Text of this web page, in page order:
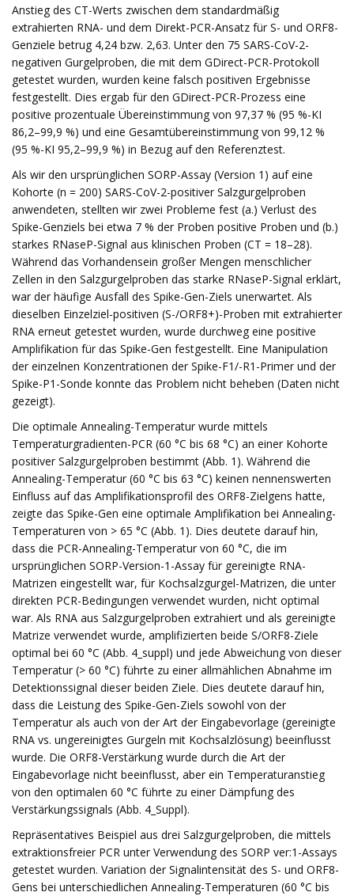
Anstieg des CT-Werts zwischen dem standardmäßig
extrahierten RNA- und dem Direkt-PCR-Ansatz für S- und ORF8-
Genziele betrug 4,24 bzw. 2,63. Unter den 75 SARS-CoV-2-
negativen Gurgelproben, die mit dem GDirect-PCR-Protokoll
getestet wurden, wurden keine falsch positiven Ergebnisse
festgestellt. Dies ergab für den GDirect-PCR-Prozess eine
positive prozentuale Übereinstimmung von 97,37 % (95 %-KI
86,2–99,9 %) und eine Gesamtübereinstimmung von 99,12 %
(95 %-KI 95,2–99,9 %) in Bezug auf den Referenztest.
Als wir den ursprünglichen SORP-Assay (Version 1) auf eine
Kohorte (n = 200) SARS-CoV-2-positiver Salzgurgelproben
anwendeten, stellten wir zwei Probleme fest (a.) Verlust des
Spike-Genziels bei etwa 7 % der Proben positive Proben und (b.)
starkes RNaseP-Signal aus klinischen Proben (CT = 18–28).
Während das Vorhandensein großer Mengen menschlicher
Zellen in den Salzgurgelproben das starke RNaseP-Signal erklärt,
war der häufige Ausfall des Spike-Gen-Ziels unerwartet. Als
dieselben Einzelziel-positiven (S-/ORF8+)-Proben mit extrahierter
RNA erneut getestet wurden, wurde durchweg eine positive
Amplifikation für das Spike-Gen festgestellt. Eine Manipulation
der einzelnen Konzentrationen der Spike-F1/-R1-Primer und der
Spike-P1-Sonde konnte das Problem nicht beheben (Daten nicht
gezeigt).
Die optimale Annealing-Temperatur wurde mittels
Temperaturgradienten-PCR (60 °C bis 68 °C) an einer Kohorte
positiver Salzgurgelproben bestimmt (Abb. 1). Während die
Annealing-Temperatur (60 °C bis 63 °C) keinen nennenswerten
Einfluss auf das Amplifikationsprofil des ORF8-Zielgens hatte,
zeigte das Spike-Gen eine optimale Amplifikation bei Annealing-
Temperaturen von > 65 °C (Abb. 1). Dies deutete darauf hin,
dass die PCR-Annealing-Temperatur von 60 °C, die im
ursprünglichen SORP-Version-1-Assay für gereinigte RNA-
Matrizen eingestellt war, für Kochsalzgurgel-Matrizen, die unter
direkten PCR-Bedingungen verwendet wurden, nicht optimal
war. Als RNA aus Salzgurgelproben extrahiert und als gereinigte
Matrize verwendet wurde, amplifizierten beide S/ORF8-Ziele
optimal bei 60 °C (Abb. 4_suppl) und jede Abweichung von dieser
Temperatur (> 60 °C) führte zu einer allmählichen Abnahme im
Detektionssignal dieser beiden Ziele. Dies deutete darauf hin,
dass die Leistung des Spike-Gen-Ziels sowohl von der
Temperatur als auch von der Art der Eingabevorlage (gereinigte
RNA vs. ungereinigtes Gurgeln mit Kochsalzlösung) beeinflusst
wurde. Die ORF8-Verstärkung wurde durch die Art der
Eingabevorlage nicht beeinflusst, aber ein Temperaturanstieg
von den optimalen 60 °C führte zu einer Dämpfung des
Verstärkungssignals (Abb. 4_Suppl).
Repräsentatives Beispiel aus drei Salzgurgelproben, die mittels
extraktionsfreier PCR unter Verwendung des SORP ver:1-Assays
getestet wurden. Variation der Signalintensität des S- und ORF8-
Gens bei unterschiedlichen Annealing-Temperaturen (60 °C bis